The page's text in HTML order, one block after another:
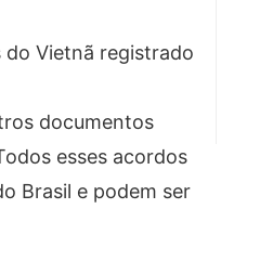
do Vietnã registrado
documentos
esses acordos
Brasil e podem ser